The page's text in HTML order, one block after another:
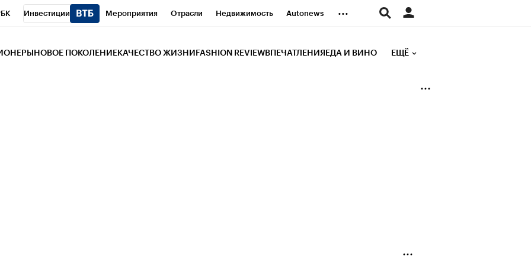
Инвестиции Мероприятия Отрасли Недвижимость Autonews ...
НОВОЕ ПОКОЛЕНИЕ КАЧЕСТВО ЖИЗНИ FASHION REVIEW ВПЕЧАТЛЕНИЯ ЕДА И ВИНО ЕЩЁ